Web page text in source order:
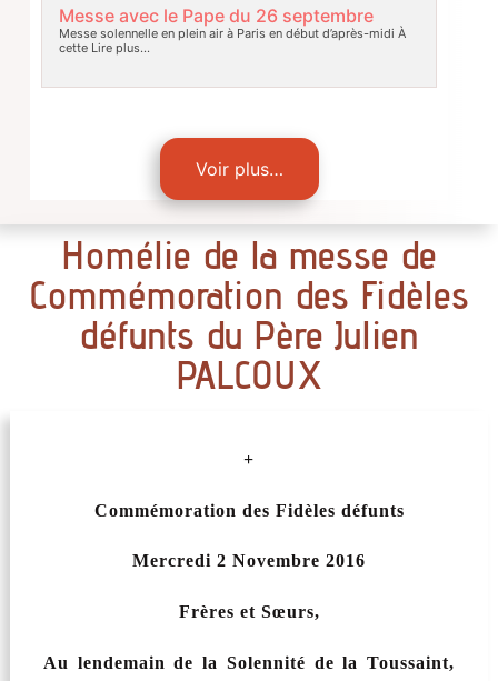
Messe avec le Pape du 26 septembre
Messe solennelle en plein air à Paris en début d’après-midi À
cetteLire plus…
Voir plus…
Homélie de la messe de
Commémoration des Fidèles
défunts du Père Julien
PALCOUX
+
Commémoration des Fidèles défunts
Mercredi 2 Novembre 2016
Frères et Sœurs,
Au lendemain de la Solennité de la Toussaint,